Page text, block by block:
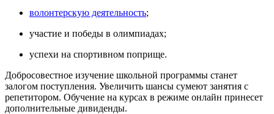
волонтерскую деятельность;
участие и победы в олимпиадах;
успехи на спортивном поприще.
Добросовестное изучение школьной программы станет
залогом поступления. Увеличить шансы сумеют занятия с
репетитором. Обучение на курсах в режиме онлайн принесет
дополнительные дивиденды.